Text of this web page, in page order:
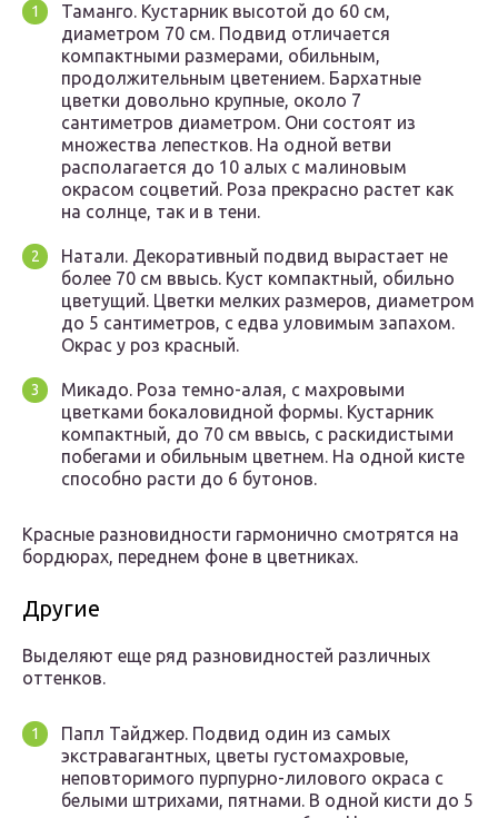
Таманго. Кустарник высотой до 60 см,
диаметром 70 см. Подвид отличается
компактными размерами, обильным,
продолжительным цветением. Бархатные
цветки довольно крупные, около 7
сантиметров диаметром. Они состоят из
множества лепестков. На одной ветви
располагается до 10 алых с малиновым
окрасом соцветий. Роза прекрасно растет как
на солнце, так и в тени.
Натали. Декоративный подвид вырастает не
более 70 см ввысь. Куст компактный, обильно
цветущий. Цветки мелких размеров, диаметром
до 5 сантиметров, с едва уловимым запахом.
Окрас у роз красный.
Микадо. Роза темно-алая, с махровыми
цветками бокаловидной формы. Кустарник
компактный, до 70 см ввысь, с раскидистыми
побегами и обильным цветнем. На одной кисте
способно расти до 6 бутонов.
Красные разновидности гармонично смотрятся на
бордюрах, переднем фоне в цветниках.
Другие
Выделяют еще ряд разновидностей различных
оттенков.
Папл Тайджер. Подвид один из самых
экстравагантных, цветы густомахровые,
неповторимого пурпурно-лилового окраса с
белыми штрихами, пятнами. В одной кисти до 5